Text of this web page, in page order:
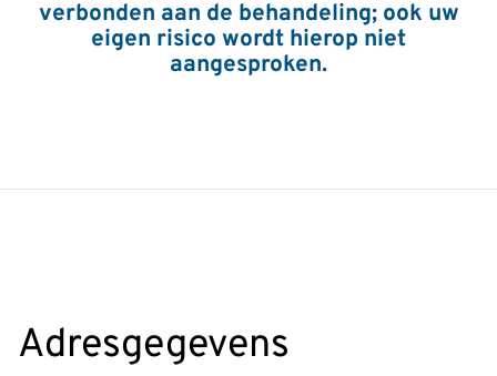
verbonden aan de behandeling; ook uw
eigen risico wordt hierop niet
aangesproken.
Adresgegevens